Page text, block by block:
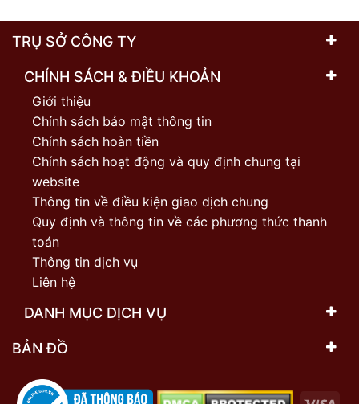
TRỤ SỞ CÔNG TY
CHÍNH SÁCH & ĐIỀU KHOẢN
Giới thiệu
Chính sách bảo mật thông tin
Chính sách hoàn tiền
Chính sách hoạt động và quy định chung tại
website
Thông tin về điều kiện giao dịch chung
Quy định và thông tin về các phương thức thanh
toán
Thông tin dịch vụ
Liên hệ
DANH MỤC DỊCH VỤ
BẢN ĐỒ